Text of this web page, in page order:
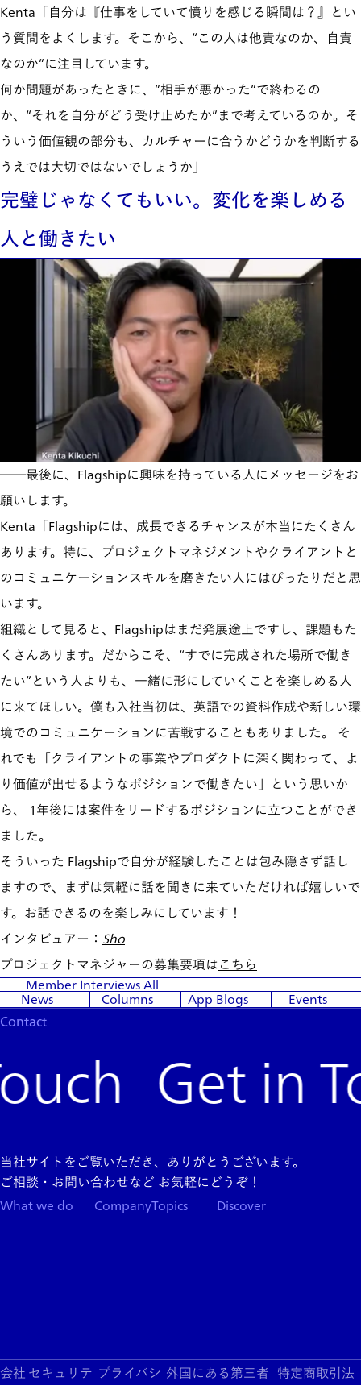
Kenta「自分は『仕事をしていて憤りを感じる瞬間は？』とい
う質問をよくします。そこから、“この人は他責なのか、自責
なのか”に注目しています。
何か問題があったときに、”相手が悪かった”で終わるの
か、“それを自分がどう受け止めたか”まで考えているのか。そ
ういう価値観の部分も、カルチャーに合うかどうかを判断する
うえでは大切ではないでしょうか」
完璧じゃなくてもいい。変化を楽しめる
人と働きたい
──最後に、Flagshipに興味を持っている人にメッセージをお
願いします。
Kenta「Flagshipには、成長できるチャンスが本当にたくさん
あります。特に、プロジェクトマネジメントやクライアントと
のコミュニケーションスキルを磨きたい人にはぴったりだと思
います。
組織として見ると、Flagshipはまだ発展途上ですし、課題もた
くさんあります。だからこそ、“すでに完成された場所で働き
たい”という人よりも、一緒に形にしていくことを楽しめる人
に来てほしい。僕も入社当初は、英語での資料作成や新しい環
境でのコミュニケーションに苦戦することもありました。 そ
れでも「クライアントの事業やプロダクトに深く関わって、よ
り価値が出せるようなポジションで働きたい」という思いか
ら、 1年後には案件をリードするポジションに立つことができ
ました。
そういった Flagshipで自分が経験したことは包み隠さず話し
ますので、まずは気軽に話を聞きに来ていただければ嬉しいで
す。お話できるのを楽しみにしています！
インタビュアー： Sho
プロジェクトマネジャーの募集要項はこちら
Member InterviewsAll
News Columns App Blogs
Events
Contact
Get in
当社サイトをご覧いただき、ありがとうございます。
ご相談・お問い合わせなど お気軽にどうぞ！
What we do
Products
CompanyTopics Discover
会社セキュリテ プライバシ 外国にある第三者 特定商取引法